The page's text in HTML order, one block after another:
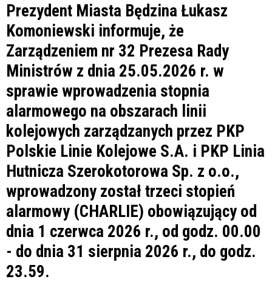
Prezydent Miasta Będzina Łukasz
Komoniewski informuje, że
Zarządzeniem nr 32 Prezesa Rady
Ministrów z dnia 25.05.2026 r. w
sprawie wprowadzenia stopnia
alarmowego na obszarach linii
kolejowych zarządzanych przez PKP
Polskie Linie Kolejowe S.A. i PKP Linia
Hutnicza Szerokotorowa Sp. z o.o.,
wprowadzony został trzeci stopień
alarmowy (CHARLIE) obowiązujący od
dnia 1 czerwca 2026 r., od godz. 00.00
- do dnia 31 sierpnia 2026 r., do godz.
23.59.